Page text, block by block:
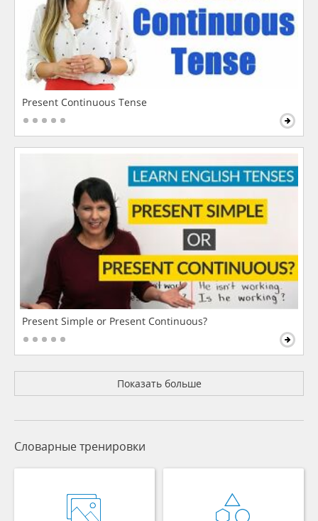
Present Continuous Tense
Present Simple or Present Continuous?
Показать больше
Словарные тренировки